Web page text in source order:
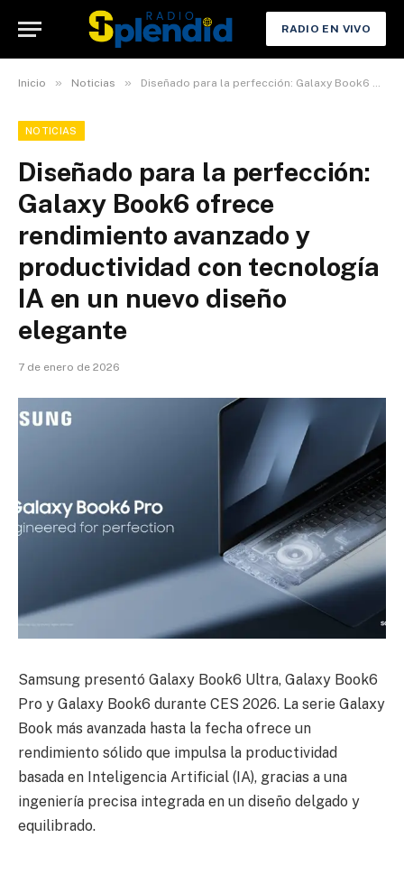
RADIO EN VIVO
Inicio » Noticias » Diseñado para la perfección: Galaxy Book6 ofrece rendimiento avanzado y productividad con tecnología IA en un nuevo diseño elegante
NOTICIAS
Diseñado para la perfección:
Galaxy Book6 ofrece
rendimiento avanzado y
productividad con tecnología
IA en un nuevo diseño
elegante
7 de enero de 2026
Samsung presentó Galaxy Book6 Ultra, Galaxy Book6
Pro y Galaxy Book6 durante CES 2026. La serie Galaxy
Book más avanzada hasta la fecha ofrece un
rendimiento sólido que impulsa la productividad
basada en Inteligencia Artificial (IA), gracias a una
ingeniería precisa integrada en un diseño delgado y
equilibrado.